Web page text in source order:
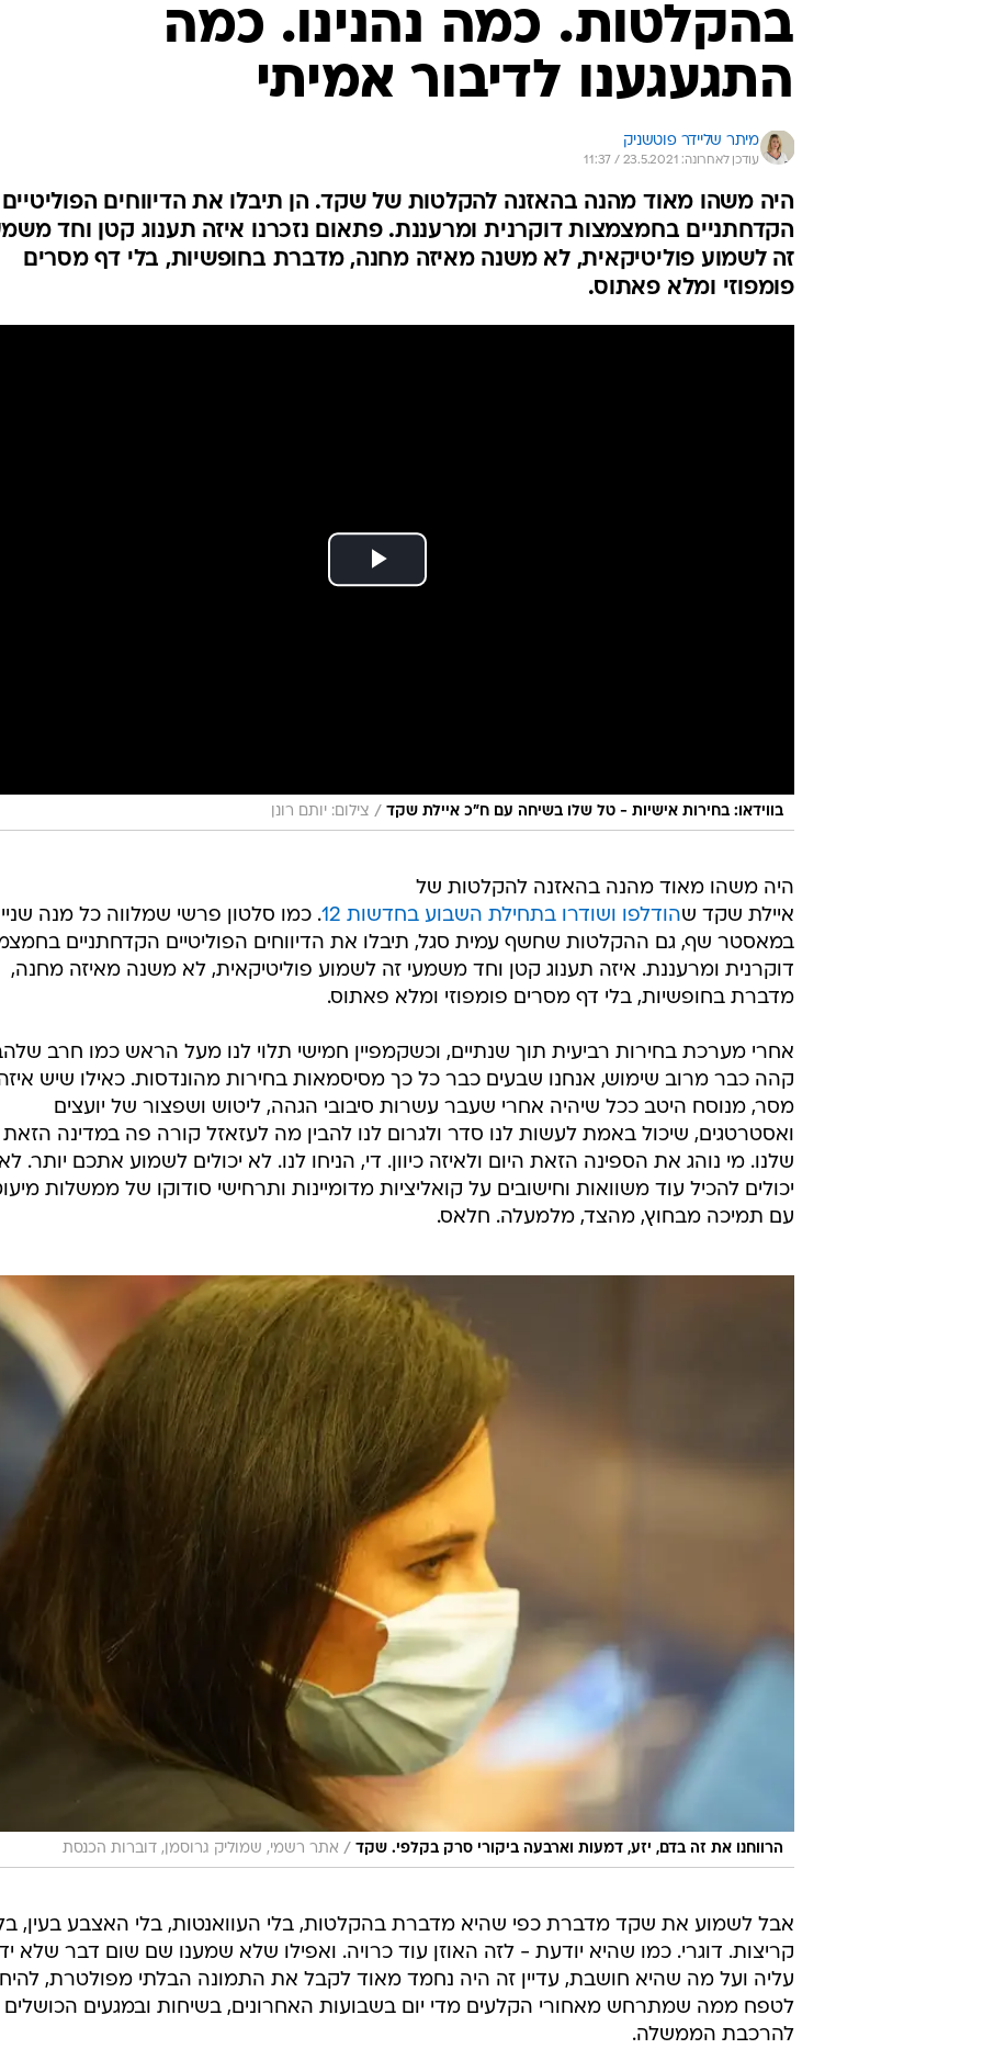
בהקלטות. כמה נהנינו. כמה
התגעגענו לדיבור אמיתי
מיתר שליידר פוטשניק
עודכן לאחרונה: 23.5.2021 / 11:37
היה משהו מאוד מהנה בהאזנה להקלטות של שקד. הן תיבלו את הדיווחים הפוליטיים
הקדחתניים בחמצמצות דוקרנית ומרעננת. פתאום נזכרנו איזה תענוג קטן וחד
זה לשמוע פוליטיקאית, לא משנה מאיזה מחנה, מדברת בחופשיות, בלי דף מסרים
פומפוזי ומלא פאתוס.
בווידאו: בחירות אישיות - טל שלו בשיחה עם ח"כ איילת שקד / צילום: יותם רונן
היה משהו מאוד מהנה בהאזנה להקלטות של
איילת שקד שהודלפו ושודרו בתחילת השבוע בחדשות 12
. כמו סלטון פרשי שמלווה כל מנה
במאסטר שף, גם ההקלטות שחשף עמית סגל, תיבלו את הדיווחים הפוליטיים הקדחתניים
דוקרנית ומרעננת. איזה תענוג קטן וחד משמעי זה לשמוע פוליטיקאית, לא משנה מאיזה מחנה,
מדברת בחופשיות, בלי דף מסרים פומפוזי ומלא פאתוס.
אחרי מערכת בחירות רביעית תוך שנתיים, וכשקמפיין חמישי תלוי לנו מעל הראש כמו חרב
קהה כבר מרוב שימוש, אנחנו שבעים כבר כל כך מסיסמאות בחירות מהונדסות. כאילו שיש
מסר, מנוסח היטב ככל שיהיה אחרי שעבר עשרות סיבובי הגהה, ליטוש ושפצור של יועצים
ואסטרטגים, שיכול באמת לעשות לנו סדר ולגרום לנו להבין מה לעזאזל קורה פה במדינה הזאת
שלנו. מי נוהג את הספינה הזאת היום ולאיזה כיוון. די, הניחו לנו. לא יכולים לשמוע אתכם יותר.
יכולים להכיל עוד משוואות וחישובים על קואליציות מדומיינות ותרחישי סודוקו של ממשלות
עם תמיכה מבחוץ, מהצד, מלמעלה. חלאס.
הרווחנו את זה בדם, יזע, דמעות וארבעה ביקורי סרק בקלפי. שקד / אתר רשמי, שמוליק גרוסמן, דוברות הכנסת
אבל לשמוע את שקד מדברת כפי שהיא מדברת בהקלטות, בלי העוואנטות, בלי האצבע בעין,
קריצות. דוגרי. כמו שהיא יודעת - לזה האוזן עוד כרויה. ואפילו שלא שמענו שם שום דבר שלא
עליה ועל מה שהיא חושבת, עדיין זה היה נחמד מאוד לקבל את התמונה הבלתי מפולטרת,
לטפח ממה שמתרחש מאחורי הקלעים מדי יום בשבועות האחרונים, בשיחות ובמגעים הכושלים
להרכבת הממשלה.